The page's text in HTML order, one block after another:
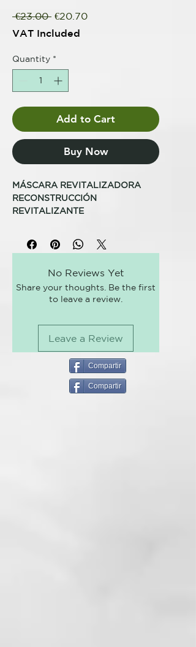
€23.00 Regular
Price
€20.70Sale
VAT Included
Quantity *
Add to Cart
Buy Now
MÁSCARA REVITALIZADORA
RECONSTRUCCIÓN
REVITALIZANTE
peinabilidad y vitalidad a cabellos
o deteriorados sin recargarlos,
dejándolos sueltos y dóciles al
peine. Pantenol, ácido hialurónico,
esta máscara de textura rica y
espesa. Después del tratamiento
revitalizador, se aplica a los
cabellos húmedos y bien
escurridos, de tres a cinco
minutos, y después se pasa al
No Reviews Yet
Share your thoughts. Be the first
to leave a review.
Leave a Review
Compartir
Compartir